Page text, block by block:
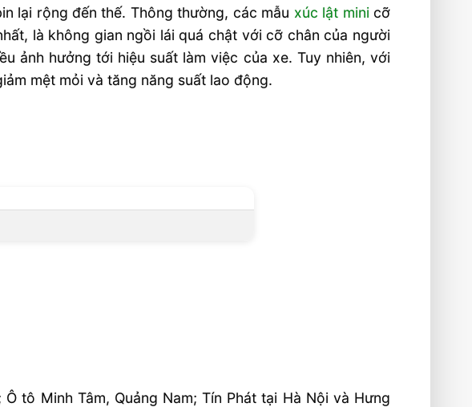
lại rộng đến thế. Thông thường, các mẫu xúc lật mini cỡ
là không gian ngồi lái quá chật với cỡ chân của người
ảnh hưởng tới hiệu suất làm việc của xe. Tuy nhiên, với
mệt mỏi và tăng năng suất lao động.
tô Minh Tâm, Quảng Nam; Tín Phát tại Hà Nội và Hưng